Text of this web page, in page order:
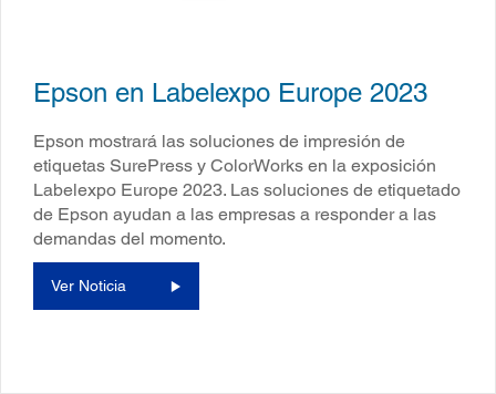
Epson en Labelexpo Europe 2023
Epson mostrará las soluciones de impresión de
etiquetas SurePress y ColorWorks en la exposición
Labelexpo Europe 2023. Las soluciones de etiquetado
de Epson ayudan a las empresas a responder a las
demandas del momento.
Ver Noticia